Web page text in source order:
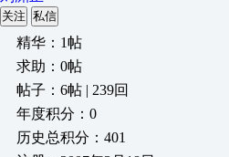
关注 私信
精华：1帖
求助：0帖
帖子：6帖 | 239回
年度积分：0
历史总积分：401